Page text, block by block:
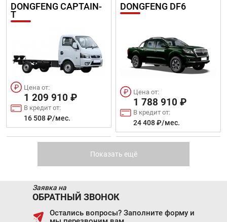
DONGFENG CAPTAIN-
T
Цена от:
1 209 910 ₽
В кредит от:
16 508 ₽/мес.
DONGFENG DF6
Цена от:
1 788 910 ₽
В кредит от:
24 408 ₽/мес.
CHANGAN HUNTER GREAT WALL POER
Показать ещё
Заявка на
ОБРАТНЫЙ ЗВОНОК
Остались вопросы? Заполните форму и